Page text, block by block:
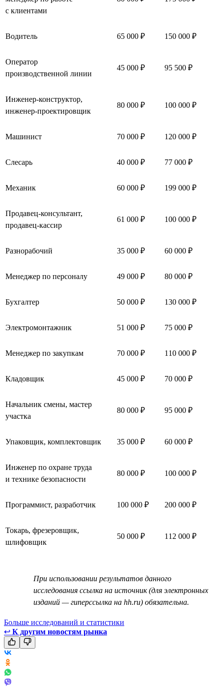
с клиентами
Водитель 65 000 ₽ 150 000 ₽
Оператор
производственной линии
45 000 ₽ 95 500 ₽
Инженер-конструктор,
инженер-проектировщик
80 000 ₽ 100 000 ₽
Машинист 70 000 ₽ 120 000 ₽
Слесарь 40 000 ₽ 77 000 ₽
Механик 60 000 ₽ 199 000 ₽
Продавец-консультант,
продавец-кассир
61 000 ₽ 100 000 ₽
Разнорабочий 35 000 ₽ 60 000 ₽
Менеджер по персоналу 49 000 ₽ 80 000 ₽
Бухгалтер 50 000 ₽ 130 000 ₽
Электромонтажник 51 000 ₽ 75 000 ₽
Менеджер по закупкам 70 000 ₽ 110 000 ₽
Кладовщик 45 000 ₽ 70 000 ₽
Начальник смены, мастер
участка
80 000 ₽ 95 000 ₽
Упаковщик, комплектовщик 35 000 ₽ 60 000 ₽
Инженер по охране труда
и технике безопасности
80 000 ₽ 100 000 ₽
Программист, разработчик 100 000 ₽ 200 000 ₽
Токарь, фрезеровщик,
шлифовщик
50 000 ₽ 112 000 ₽
При использовании результатов данного
исследования ссылка на источник (для электронных
изданий — гиперссылка на hh.ru) обязательна.
Больше исследований и статистики
↩ К другим новостям рынка